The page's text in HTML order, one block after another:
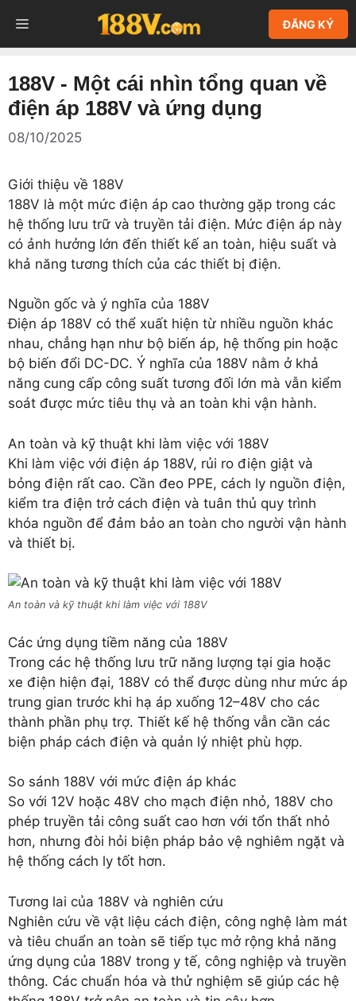
đến
nội
ĐĂNG KÝ
MENU
188V - Một cái nhìn tổng quan về
điện áp 188V và ứng dụng
08/10/2025
Giới thiệu về 188V
188V là một mức điện áp cao thường gặp trong các
hệ thống lưu trữ và truyền tải điện. Mức điện áp này
có ảnh hưởng lớn đến thiết kế an toàn, hiệu suất và
khả năng tương thích của các thiết bị điện.
Nguồn gốc và ý nghĩa của 188V
Điện áp 188V có thể xuất hiện từ nhiều nguồn khác
nhau, chẳng hạn như bộ biến áp, hệ thống pin hoặc
bộ biến đổi DC-DC. Ý nghĩa của 188V nằm ở khả
năng cung cấp công suất tương đối lớn mà vẫn kiểm
soát được mức tiêu thụ và an toàn khi vận hành.
An toàn và kỹ thuật khi làm việc với 188V
Khi làm việc với điện áp 188V, rủi ro điện giật và
bỏng điện rất cao. Cần đeo PPE, cách ly nguồn điện,
kiểm tra điện trở cách điện và tuân thủ quy trình
khóa nguồn để đảm bảo an toàn cho người vận hành
và thiết bị.
An toàn và kỹ thuật khi làm việc với 188V
Các ứng dụng tiềm năng của 188V
Trong các hệ thống lưu trữ năng lượng tại gia hoặc
xe điện hiện đại, 188V có thể được dùng như mức áp
trung gian trước khi hạ áp xuống 12–48V cho các
thành phần phụ trợ. Thiết kế hệ thống vẫn cần các
biện pháp cách điện và quản lý nhiệt phù hợp.
So sánh 188V với mức điện áp khác
So với 12V hoặc 48V cho mạch điện nhỏ, 188V cho
phép truyền tải công suất cao hơn với tổn thất nhỏ
hơn, nhưng đòi hỏi biện pháp bảo vệ nghiêm ngặt và
hệ thống cách ly tốt hơn.
Tương lai của 188V và nghiên cứu
Nghiên cứu về vật liệu cách điện, công nghệ làm mát
và tiêu chuẩn an toàn sẽ tiếp tục mở rộng khả năng
ứng dụng của 188V trong y tế, công nghiệp và truyền
thông. Các chuẩn hóa và thử nghiệm sẽ giúp các hệ